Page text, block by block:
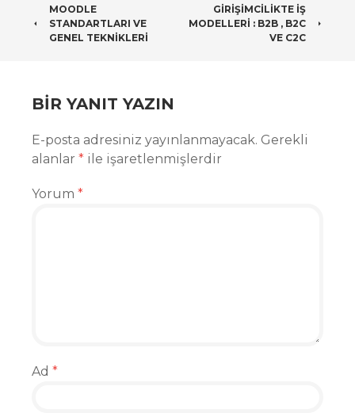
POST
NAVIGATION
MOODLE
STANDARTLARI VE
GENEL TEKNIKLERI
GIRIŞIMCILIKTE İŞ
MODELLERI : B2B , B2C
VE C2C
BIR YANIT YAZIN
E-posta adresiniz yayınlanmayacak. Gerekli
alanlar * ile işaretlenmişlerdir
Yorum *
Ad *